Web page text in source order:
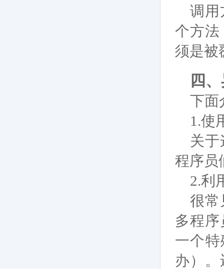
调用
个方
须是被
四
下面
1.使
关
程序员
2.利
很常
多程
一个
办）